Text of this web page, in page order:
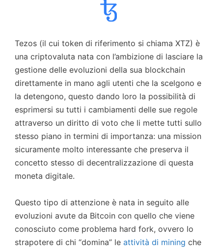
Tezos (il cui token di riferimento si chiama XTZ) è
una criptovaluta nata con l’ambizione di lasciare la
gestione delle evoluzioni della sua blockchain
direttamente in mano agli utenti che la scelgono e
la detengono, questo dando loro la possibilità di
esprimersi su tutti i cambiamenti delle sue regole
attraverso un diritto di voto che li mette tutti sullo
stesso piano in termini di importanza: una mission
sicuramente molto interessante che preserva il
concetto stesso di decentralizzazione di questa
moneta digitale.
Questo tipo di attenzione è nata in seguito alle
evoluzioni avute da Bitcoin con quello che viene
conosciuto come problema hard fork, ovvero lo
strapotere di chi “domina” le attività di mining che